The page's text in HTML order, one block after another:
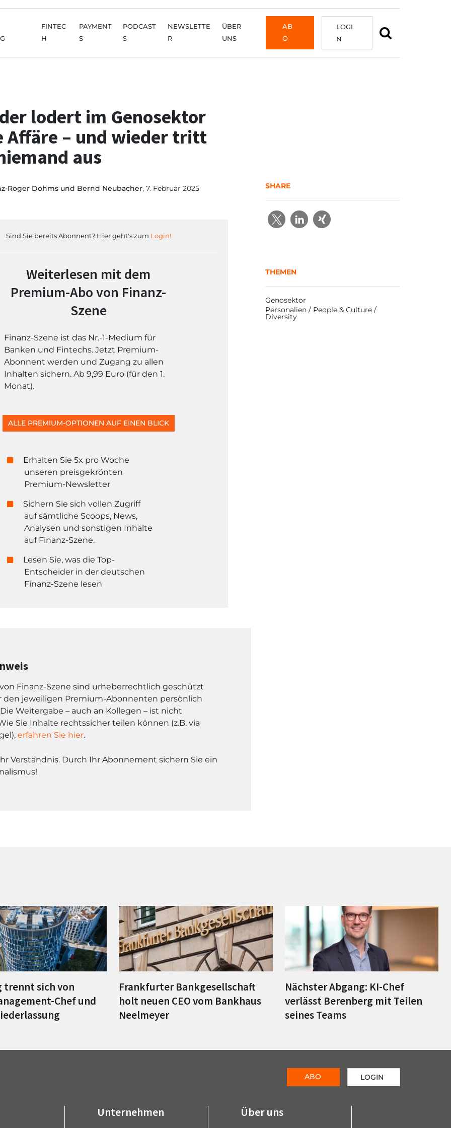
FINTEC
H
PAYMENT
S
PODCAST
S
NEWSLETTE
R
ÜBER
UNS
AB
O
LOGI
N
lodert im Genosektor
Affäre – und wieder tritt
aus
Roger Dohms und Bernd Neubacher, 7. Februar 2025
Sind Sie bereits Abonnent? Hier geht's zum Login!
Weiterlesen mit dem
Premium-Abo von Finanz-
Szene
Finanz-Szene ist das Nr.-1-Medium für
Banken und Fintechs. Jetzt Premium-
Abonnent werden und Zugang zu allen
Inhalten sichern. Ab 9,99 Euro (für den 1.
Monat).
ALLE PREMIUM-OPTIONEN AUF EINEN BLICK
Erhalten Sie 5x pro Woche
unseren preisgekrönten
Premium-Newsletter
Sichern Sie sich vollen Zugriff
auf sämtliche Scoops, News,
Analysen und sonstigen Inhalte
auf Finanz-Szene.
Lesen Sie, was die Top-
Entscheider in der deutschen
Finanz-Szene lesen
Finanz-Szene sind urheberrechtlich geschützt
den jeweiligen Premium-Abonnenten persönlich
Weitergabe – auch an Kollegen – ist nicht
Sie Inhalte rechtssicher teilen können (z.B. via
erfahren Sie hier.
Verständnis. Durch Ihr Abonnement sichern Sie ein
SHARE
THEMEN
Genosektor
Personalien / People & Culture /
Diversity
trennt sich von
Chef und
Frankfurter Bankgesellschaft
holt neuen CEO vom Bankhaus
Neelmeyer
Nächster Abgang: KI-Chef
verlässt Berenberg mit Teilen
seines Teams
Unternehmen Über uns
ABO LOGIN